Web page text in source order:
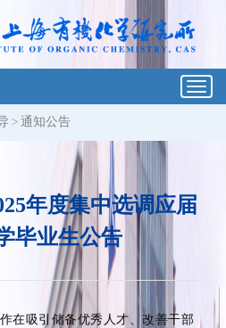
> 通知公告
年度集中选调应届
毕业生公告
在吸引储备优秀人才、改善干部